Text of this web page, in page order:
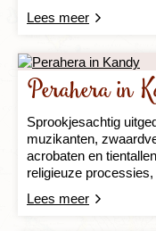
Lees meer
Perahera in
Sprookjesachtig
muzikanten,
acrobaten en
religieuze
Lees meer